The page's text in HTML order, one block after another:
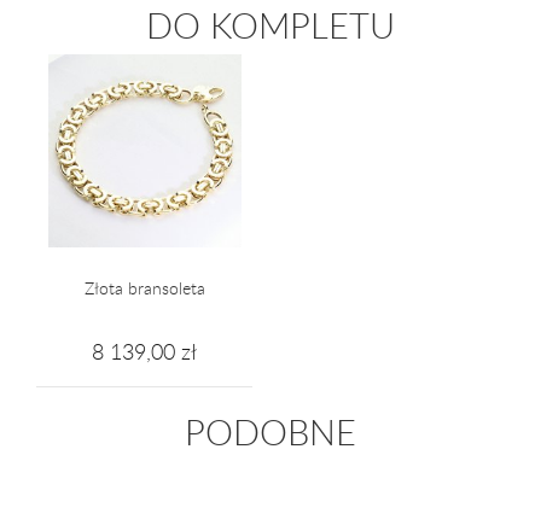
DO KOMPLETU
Złota bransoleta
8 139,00 zł
PODOBNE